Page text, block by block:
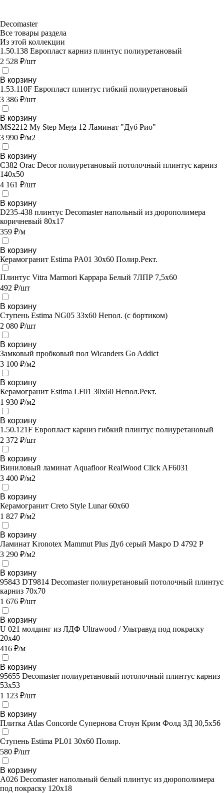
Decomaster
Все товары раздела
Из этой коллекции
1.50.138 Европласт карниз плинтус полиуретановый
2 528 ₽/шт
В корзину
1.53.110F Европласт плинтус гибкий полиуретановый
3 386 ₽/шт
В корзину
MS2212 My Step Mega 12 Ламинат "Дуб Рио"
3 990 ₽/м2
В корзину
C382 Orac Decor полиуретановый потолочный плинтус карниз
140х50
4 161 ₽/шт
В корзину
D235-438 плинтус Decomaster напольный из дюрополимера
коричневый 80x17
359 ₽/м
В корзину
Керамогранит Estima PA01 30x60 Полир.Рект.
Плинтус Vitra Marmori Каррара Белый 7ЛПР 7,5х60
492 ₽/шт
В корзину
Ступень Estima NG05 33x60 Непол. (с бортиком)
2 080 ₽/шт
В корзину
Замковый пробковый пол Wicanders Go Addict
3 100 ₽/м2
В корзину
Керамогранит Estima LF01 30x60 Непол.Рект.
1 930 ₽/м2
В корзину
1.50.121F Европласт карниз гибкий плинтус полиуретановый
2 372 ₽/шт
В корзину
Виниловый ламинат Aquafloor RealWood Click AF6031
3 400 ₽/м2
В корзину
Керамогранит Creto Style Lunar 60х60
1 827 ₽/м2
В корзину
Ламинат Kronotex Mammut Plus Дуб серый Макро D 4792 P
3 290 ₽/м2
В корзину
95843 DT9814 Decomaster полиуретановый потолочный плинтус
карниз 70х70
1 676 ₽/шт
В корзину
U 021 молдинг из ЛДФ Ultrawood / Ультравуд под покраску
20х40
416 ₽/м
В корзину
95655 Decomaster полиуретановый потолочный плинтус карниз
53x53
1 123 ₽/шт
В корзину
Плитка Atlas Concorde Супернова Стоун Крим Фолд 3Д 30,5х56
Ступень Estima PL01 30х60 Полир.
580 ₽/шт
В корзину
А026 Decomaster напольный белый плинтус из дюрополимера
под покраску 120х18